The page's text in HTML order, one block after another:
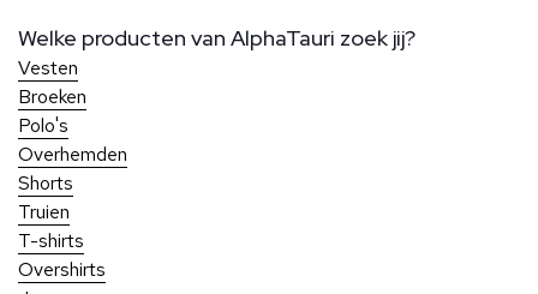
Welke producten van AlphaTauri zoek jij?
Vesten
Broeken
Polo's
Overhemden
Shorts
Truien
T-shirts
Overshirts